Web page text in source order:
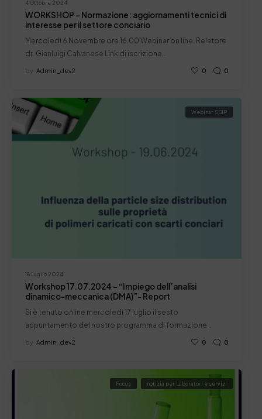
4 Ottobre 2024
WORKSHOP – Normazione: aggiornamenti tecnici di
interesse per il settore conciario
Mercoledì 6 Novembre ore 16.00 Webinar on line. Relatore
dr. Gianluigi Calvanese Link di iscrizione…
by Admin_dev2 0 0
18 Luglio 2024
Webinar SSIP
Workshop 17.07.2024 – “Impiego dell’analisi
dinamico-meccanica (DMA)”- Report
Si è tenuto online mercoledì 17 luglio il sesto
appuntamento del nostro programma di formazione…
by Admin_dev2 0 0
Focus notizia per Laboratori e servizi